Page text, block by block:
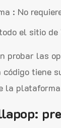
: No
el sitio
probar las
código tiene
la